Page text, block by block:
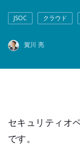
JSOC クラウド
賀川 亮
セキュリティオ
です。